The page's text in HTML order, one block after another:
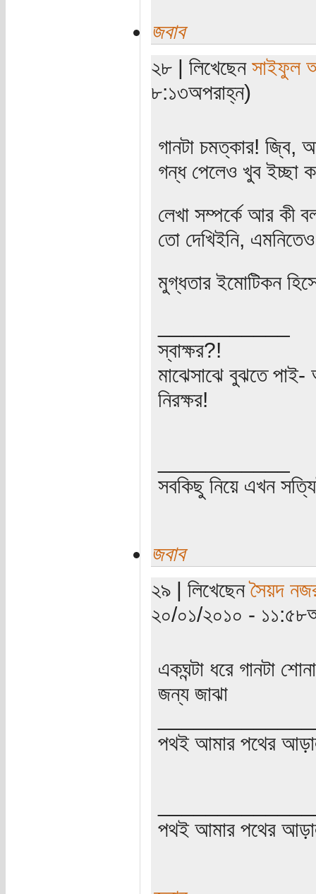
জবাব
২৮ | লিখেছেন সাইফুল
৮:১৩অপরাহ্ন)
গানটা চমত্কার! জ্বি,
গন্ধ পেলেও খুব ইচ্ছা
লেখা সম্পর্কে আর কী
তো দেখিইনি,
মুগ্ধতার ইমোটিকন
স্বাক্ষর?!
মাঝেসাঝে বুঝতে পাই-
নিরক্ষর!
সবকিছু নিয়ে এখন
জবাব
২৯ | লিখেছেনসৈয়দ
২০/০১/২০১০ -
একঘন্টা ধরে গানটা
জন্য জাঝা
পথই আমার পথের
পথই আমার পথের